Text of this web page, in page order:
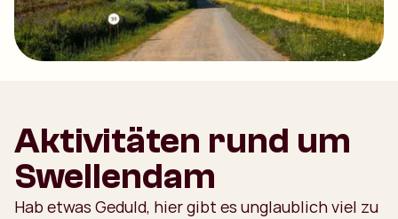
Aktivitäten rund um
Swellendam
Hab etwas Geduld, hier gibt es unglaublich viel zu